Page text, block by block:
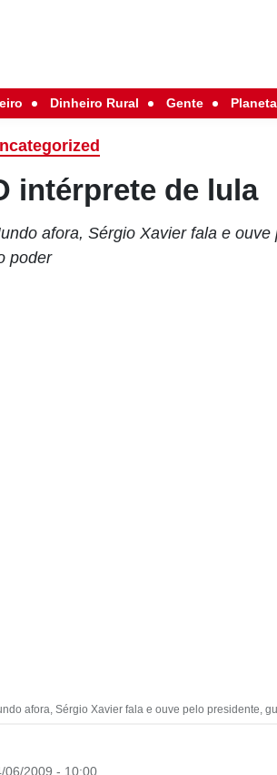
Dinheiro Rural Gente Planeta
intérprete de lula
afora, Sérgio Xavier fala e
poder
afora, Sérgio Xavier fala e ouve pelo presidente,
06/2009 - 10:00